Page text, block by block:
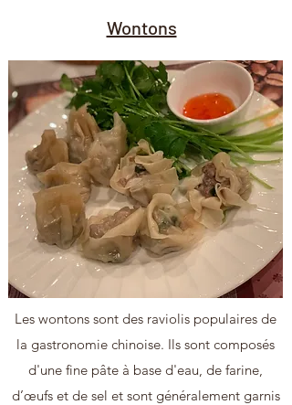
Wontons
Les wontons sont des raviolis populaires de
la gastronomie chinoise. Ils sont composés
d'une fine pâte à base d'eau, de farine,
d’œufs et de sel et sont généralement garnis